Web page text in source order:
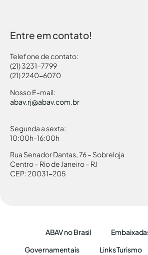
Entre em contato!
Telefone de contato:
(21) 3231-7799
(21) 2240-6070
Nosso E-mail:
abav.rj@abav.com.br
Segunda a sexta:
10:00h-16:00h
Rua Senador Dantas, 76 – Sobreloja
Centro – Rio de Janeiro – RJ
CEP: 20031-205
ABAV no Brasil
Governamentais
Links Turismo